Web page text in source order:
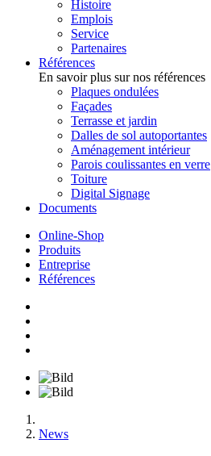
Histoire
Emplois
Service
Partenaires
Références
En savoir plus sur nos références
Plaques ondulées
Façades
Terrasse et jardin
Dalles de sol autoportantes
Aménagement intérieur
Parois coulissantes en verre
Toiture
Digital Signage
Documents
Online-Shop
Produits
Entreprise
Références
News